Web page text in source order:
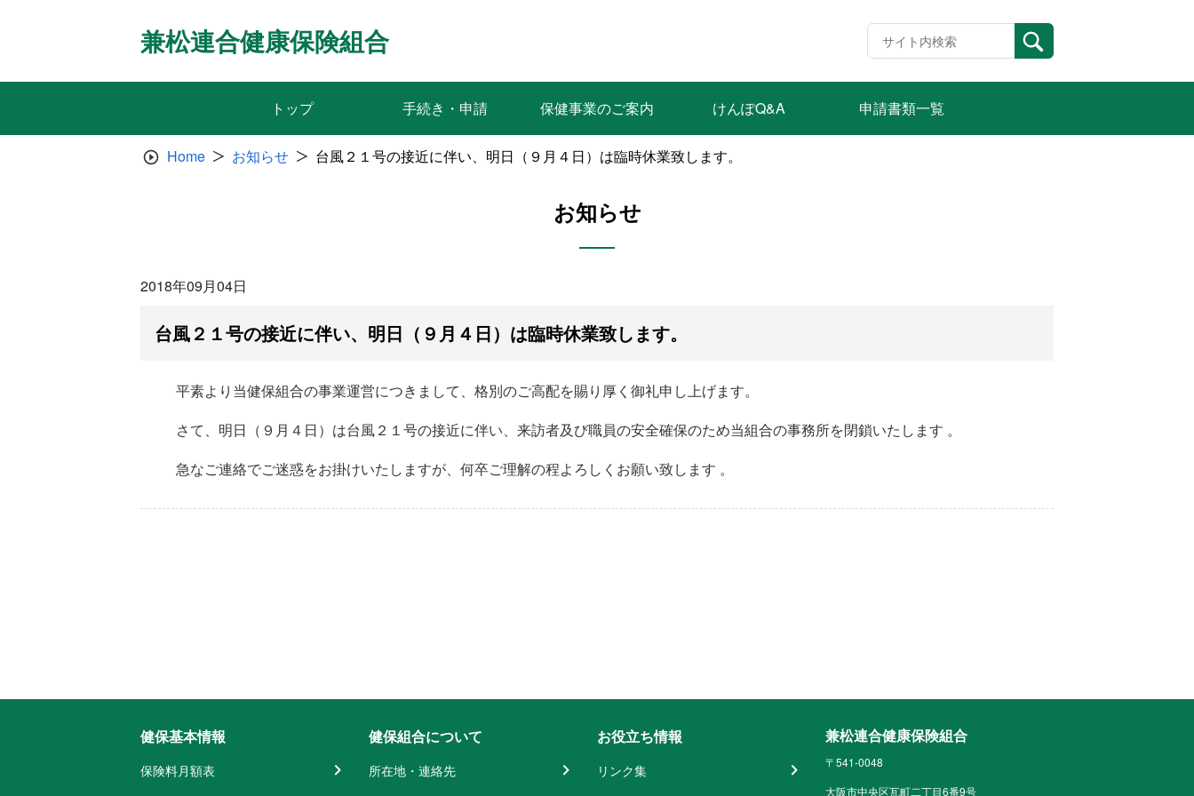
兼松連合健康保険組合
トップ 手続き・申請 保健事業のご案内 けんぽQ&A 申請書類一覧
Home お知らせ 台風２１号の接近に伴い、明日（９月４日）は臨時休業致します。
お知らせ
2018年09月04日
台風２１号の接近に伴い、明日（９月４日）は臨時休業致します。
平素より当健保組合の事業運営につきまして、格別のご高配を賜り厚く御礼申し上げます。
さて、明日（９月４日）は台風２１号の接近に伴い、来訪者及び職員の安全確保のため当組合の事務所を閉鎖いたします 。
急なご連絡でご迷惑をお掛けいたしますが、何卒ご理解の程よろしくお願い致します 。
健保基本情報
保険料月額表
健保組合について
所在地・連絡先
お役立ち情報
リンク集
兼松連合健康保険組合
〒541-0048
大阪市中央区瓦町二丁目6番9号